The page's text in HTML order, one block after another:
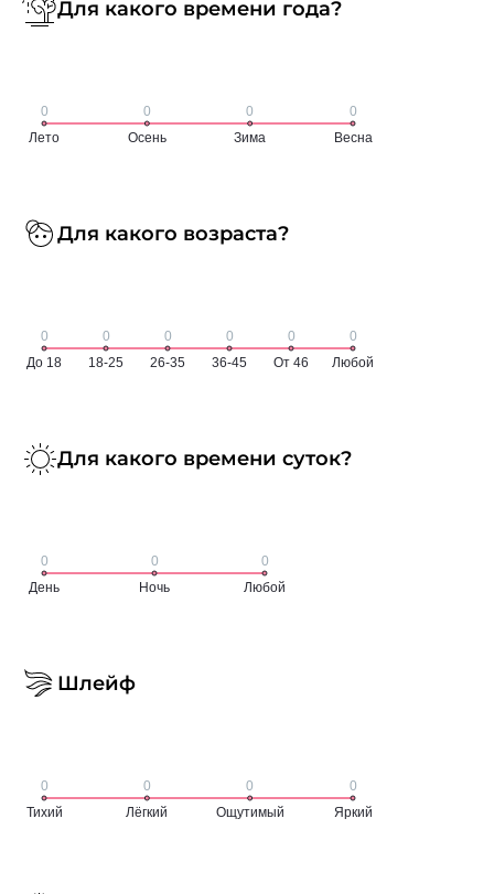
Для какого времени года?
Для какого возраста?
Для какого времени суток?
Шлейф